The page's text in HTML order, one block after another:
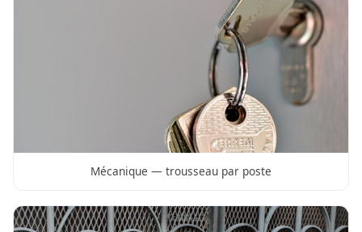
Mécanique — trousseau par poste